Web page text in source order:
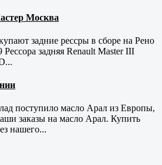
Москва
задние рессры в сборе на Рено
задняя Renault Master III
поступило масло Арал из Европы,
заказы на масло Арал. Купить
нашего...